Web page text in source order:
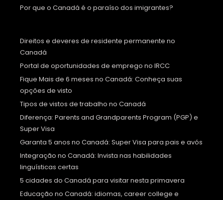
Por que o Canadá é o paraíso dos imigrantes?
Direitos e deveres de residente permanente no
Canadá
Portal de oportunidades de emprego no IRCC
Fique Mais de 6 meses no Canadá: Conheça suas
opções de visto
Tipos de vistos de trabalho no Canadá
Diferença: Parents and Grandparents Program (PGP) e
Super Visa
Garanta 5 anos no Canadá: Super Visa para pais e avós
Integração no Canadá: Invista nas habilidades
linguísticas certas
5 cidades do Canadá para visitar nesta primavera
Educação no Canadá: idiomas, career college e